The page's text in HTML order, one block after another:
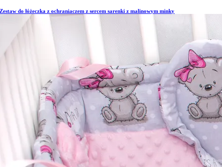
od
Zestaw do łóżeczka z ochraniaczem z sercem sarenki z malinowym minky